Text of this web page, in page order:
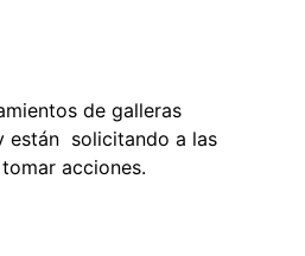
de galleras
están solicitando a las
acciones.